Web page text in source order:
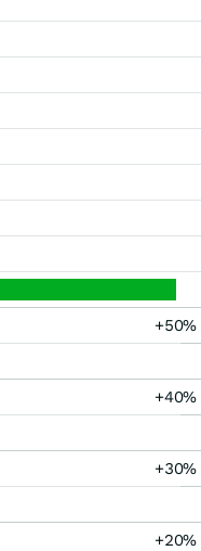
+50%
+40%
+30%
+20%